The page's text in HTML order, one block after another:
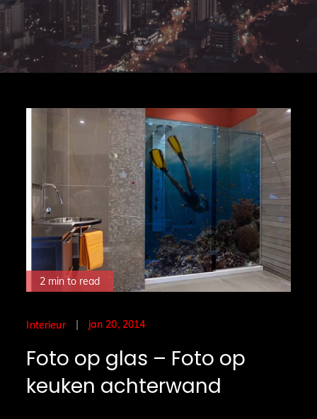
2 min to read
Interieur
Posted
jan 20, 2014
Foto op glas – Foto op
keuken achterwand